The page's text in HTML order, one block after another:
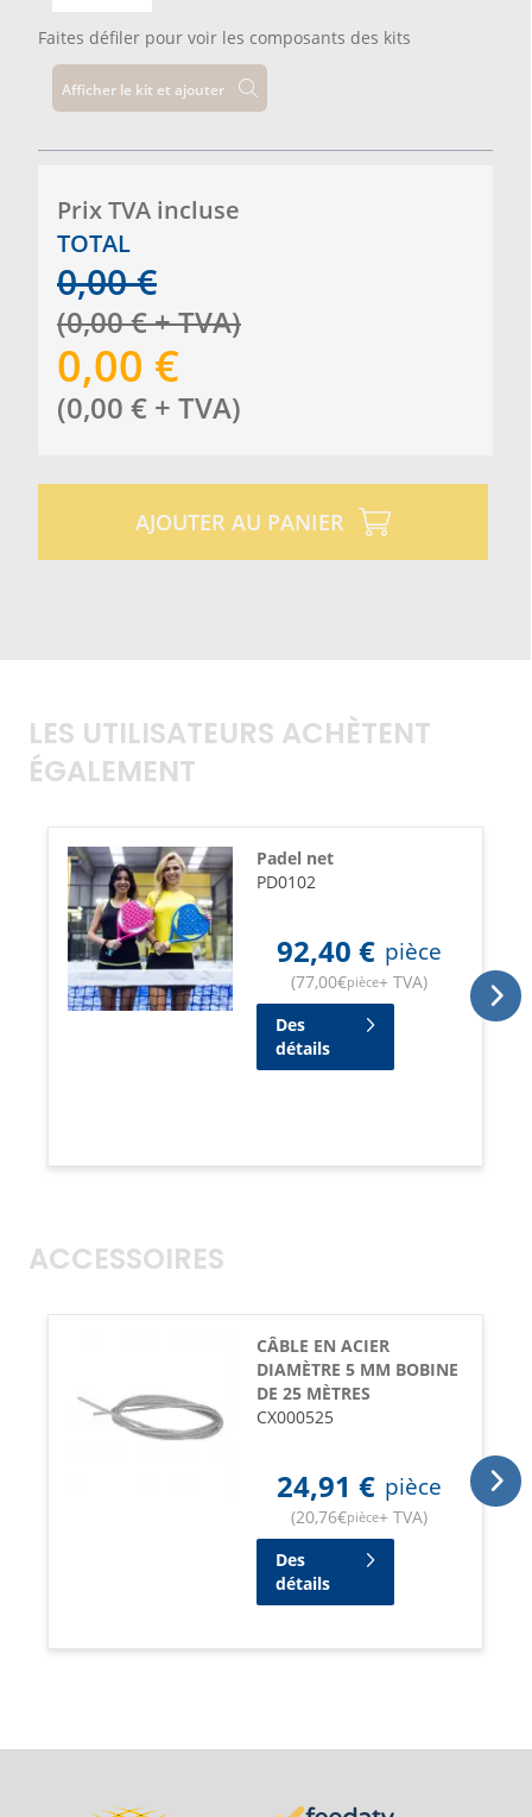
Faites défiler pour voir les composants des kits
Afficher le kit et ajouter
Prix ​​TVA incluse
TOTAL
0,00 €
(0,00€+ TVA)
0,00 €
(0,00 € + TVA)
AJOUTER AU PANIER
LES UTILISATEURS ACHÈTENT
ÉGALEMENT
Padel net
PD0102
92,40 € pièce
(77,00€pièce+ TVA)
Des
détails
ACCESSOIRES
CÂBLE EN ACIER
DIAMÈTRE 5 MM BOBINE
DE 25 MÈTRES
CX000525
24,91 € pièce
(20,76€pièce+ TVA)
Des
détails